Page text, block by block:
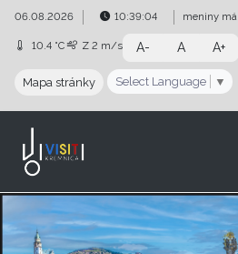
Preskočiť na obsah
Preskočiť na hlavné menu
06.08.2026 10:39:05 meniny má
10.4 °C Z 2 m/s A- A A+
Mapa stránky Select Language ▼